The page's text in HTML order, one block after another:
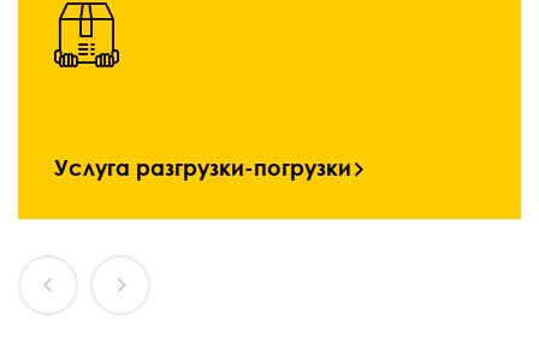
Услуга разгрузки-погрузки